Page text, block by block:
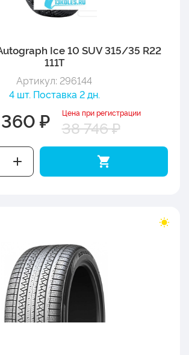
Ice 10 SUV 315/35 R22
111T
Артикул: 296144
4 шт. Поставка 2 дн.
₽ Цена при регистрации
38 746 ₽